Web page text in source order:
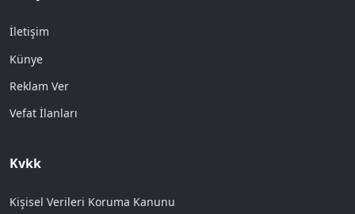
İletişim
Künye
Reklam Ver
Vefat İlanları
Kvkk
Kişisel Verileri Koruma Kanunu